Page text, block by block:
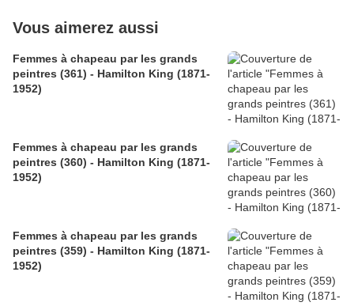
Vous aimerez aussi
Femmes à chapeau par les grands
peintres (361) - Hamilton King (1871-
1952)
Femmes à chapeau par les grands
peintres (360) - Hamilton King (1871-
1952)
Femmes à chapeau par les grands
peintres (359) - Hamilton King (1871-
1952)